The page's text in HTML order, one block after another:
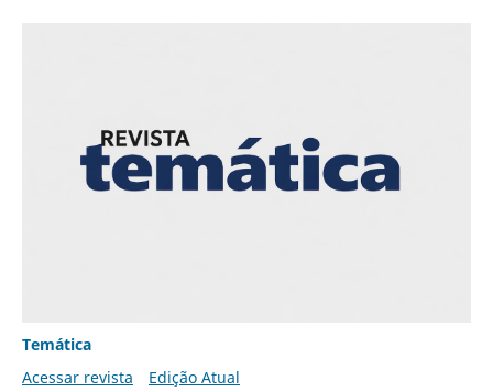
Temática
Acessar revista
Edição Atual